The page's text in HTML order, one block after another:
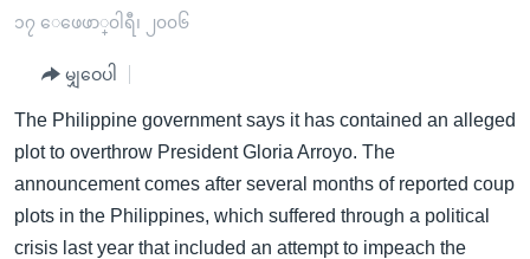
များ
ကျော်
ရန်
ရပ်ဝန်းတခု လမ်းတခု အလွန်
အမေရိကန်သုံးအီဒီယံ
မကြေးမုံရဲ့ အင်္ဂလိပ်စာ
အပတ်စဉ်ကဏ္ဍများ
ရေဒီယို
ရေဒီယိုနှင့်ရုပ်သံ အချက်အလက်များ
၁၇ ေဖေဖာ္၀ါရီ၊ ၂၀၀၆
မျှဝေပါ
The Philippine government says it has contained an alleged
plot to overthrow President Gloria Arroyo. The
announcement comes after several months of reported coup
plots in the Philippines, which suffered through a political
crisis last year that included an attempt to impeach the